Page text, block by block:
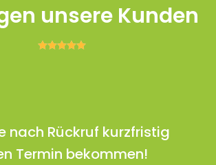
unsere Kunden

nach Rückruf kurzfristig
Termin bekommen!